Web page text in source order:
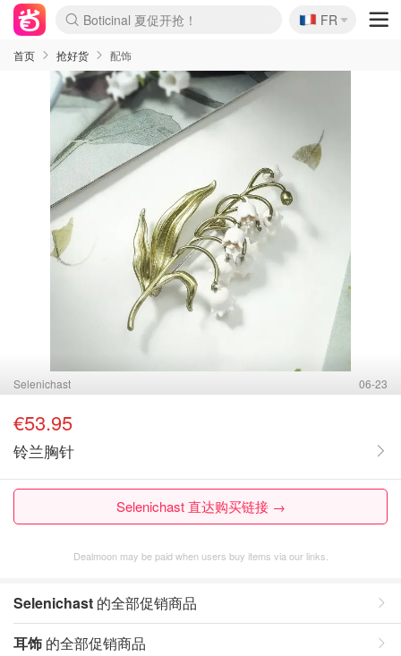
Boticinal 夏促开抢！
4折！lulu周四疯狂上新
还没结束！&OtherStories大促
Joybuy变相75折 随时失效
速领！Stanley独家85折
疑似霸哥！Camper额外叠85折
Zalando 奥莱闪促！每日更新
Moncler反季囤！5折起+叠9折
Coach Brooklyn仅€192
🇫🇷
FR
首页 抢好货 配饰
Selenichast 06-23
€53.95
铃兰胸针
Selenichast 直达购买链接 →
Dealmoon may be paid when users buy items via our links.
Selenichast 的全部促销商品
耳饰 的全部促销商品